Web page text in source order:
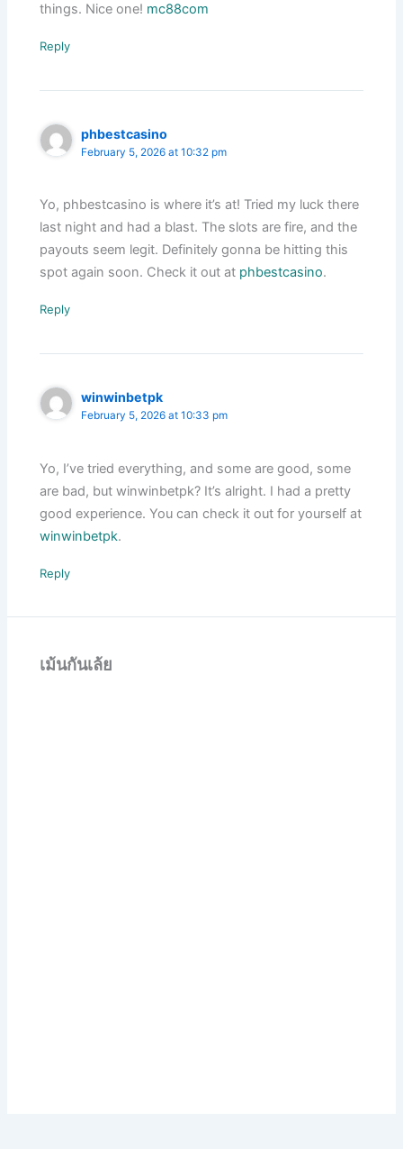
things. Nice one! mc88com
Reply
phbestcasino
February 5, 2026 at 10:32 pm
Yo, phbestcasino is where it’s at! Tried my luck there
last night and had a blast. The slots are fire, and the
payouts seem legit. Definitely gonna be hitting this
spot again soon. Check it out at phbestcasino.
Reply
winwinbetpk
February 5, 2026 at 10:33 pm
Yo, I’ve tried everything, and some are good, some
are bad, but winwinbetpk? It’s alright. I had a pretty
good experience. You can check it out for yourself at
winwinbetpk.
Reply
เม้นกันเล้ย